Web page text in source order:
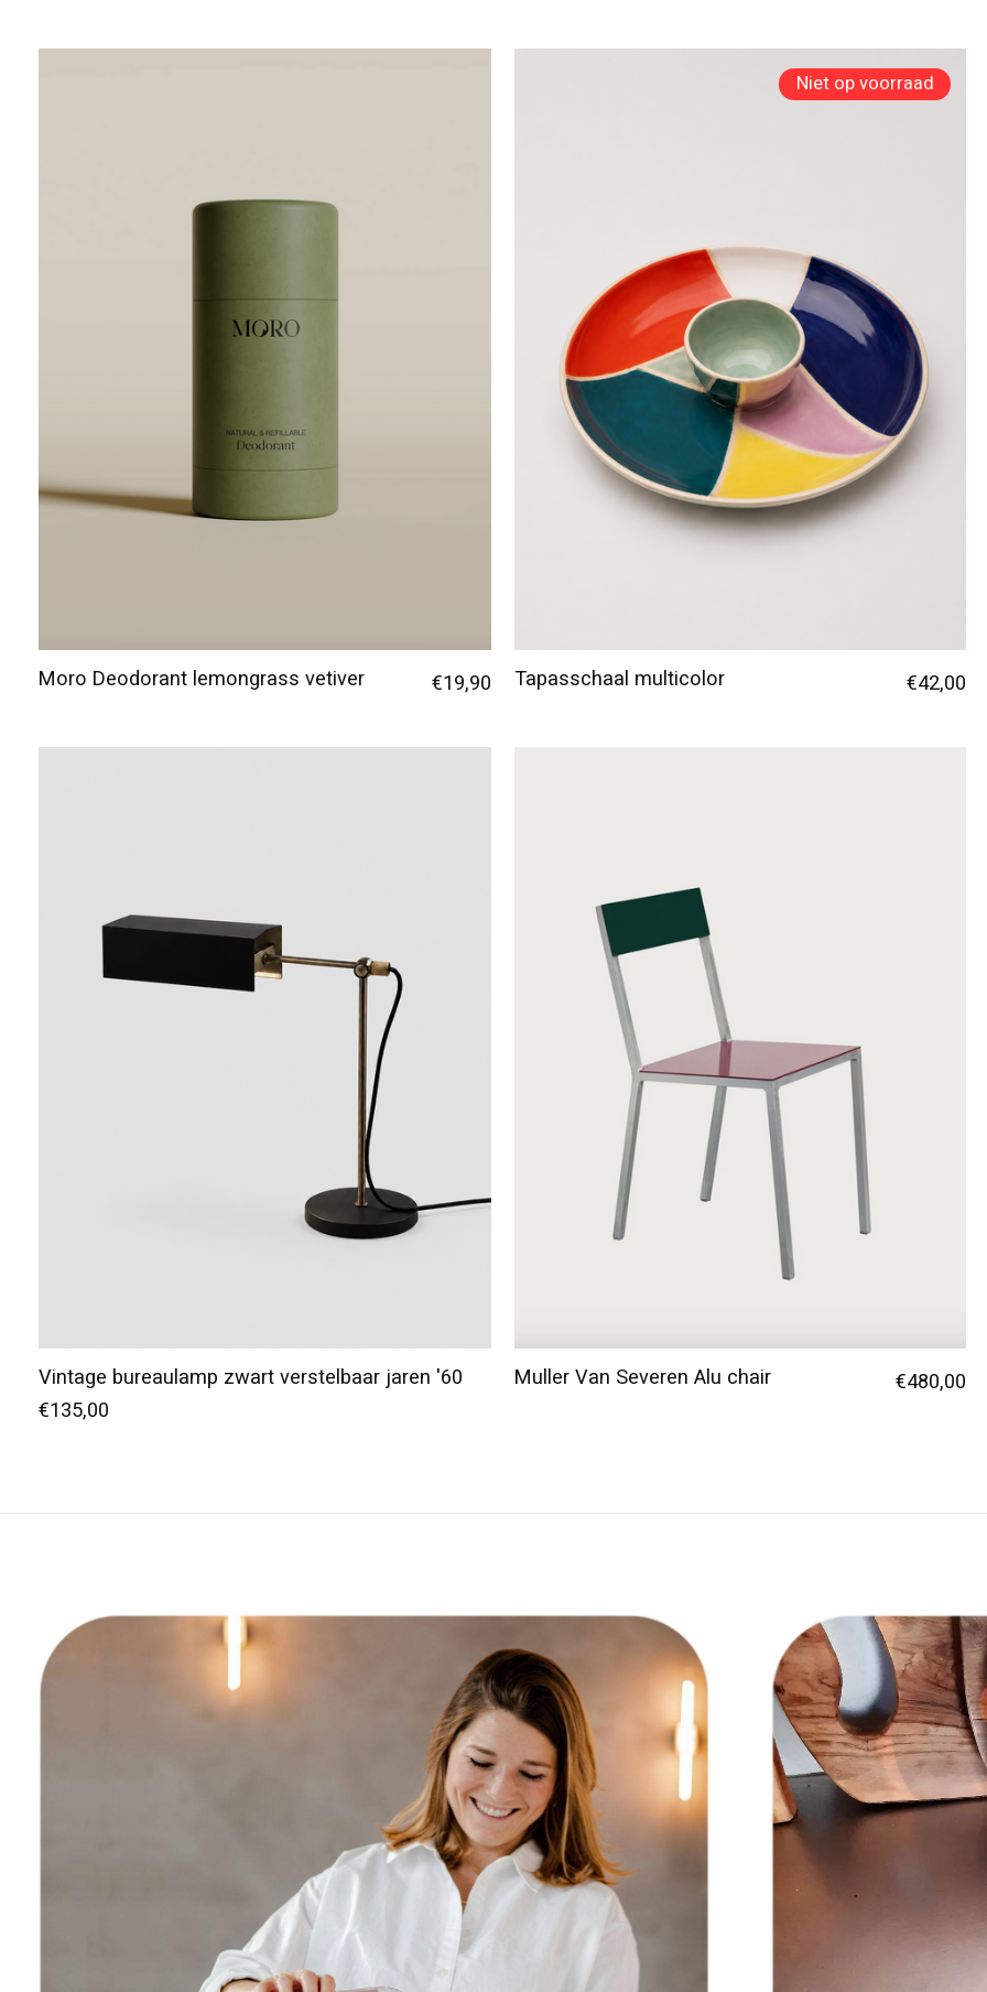
Moro Deodorant lemongrass vetiver €19,90
Niet op voorraad
Tapasschaal multicolor €42,00
Vintage bureaulamp zwart verstelbaar jaren '60
€135,00
Muller Van Severen Alu chair €480,00